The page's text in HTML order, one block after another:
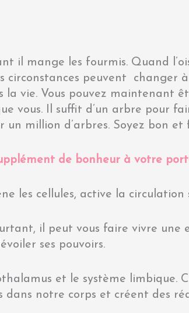
il mange les fourmis. Quand
circonstances peuvent changer
la vie. Vous pouvez maintenant
vous. Il suffit d’un arbre pour
million d’arbres. Soyez bon et
de bonheur à votre
les cellules, active la
il peut vous faire vivre une
ses pouvoirs.
et le système limbique.
dans notre corps et créent des